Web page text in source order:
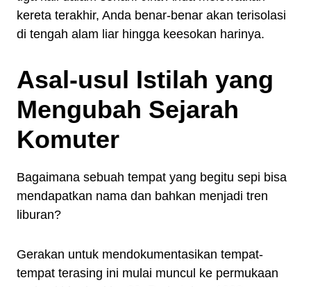
kereta terakhir, Anda benar-benar akan terisolasi
di tengah alam liar hingga keesokan harinya.
Asal-usul Istilah yang
Mengubah Sejarah
Komuter
Bagaimana sebuah tempat yang begitu sepi bisa
mendapatkan nama dan bahkan menjadi tren
liburan?
Gerakan untuk mendokumentasikan tempat-
tempat terasing ini mulai muncul ke permukaan